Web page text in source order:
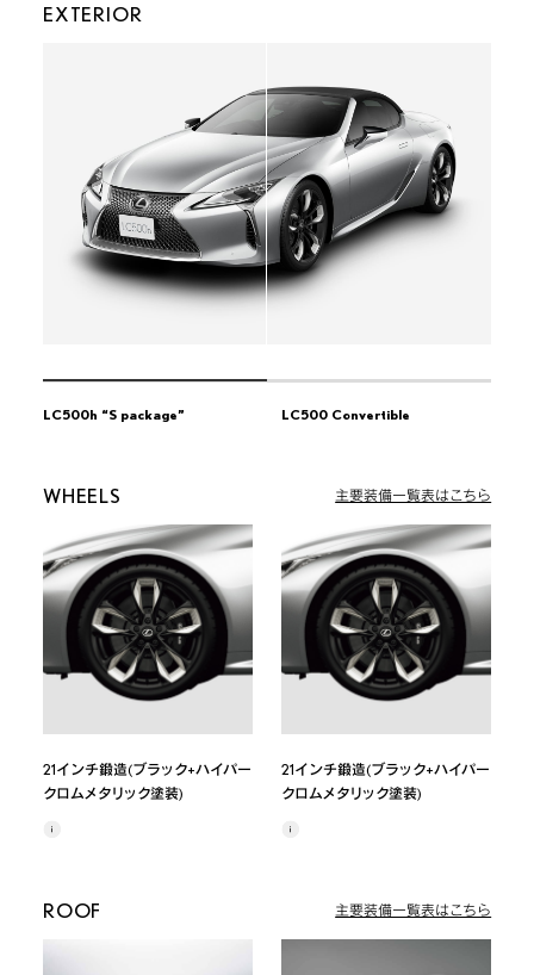
LC500 “S package”
LC500
LC500 “L package”
LC500 Convertible
LC500h “L package”
LC500 “S package”
LC500
LC500 “L package”
LC500 Convertible
EXTERIOR
LC500h “S package” LC500 Convertible
WHEELS 主要装備一覧表はこちら
21インチ鍛造(ブラック+ハイパー
クロムメタリック塗装)
21インチ鍛造(ブラック+ハイパー
クロムメタリック塗装)
ROOF 主要装備一覧表はこちら